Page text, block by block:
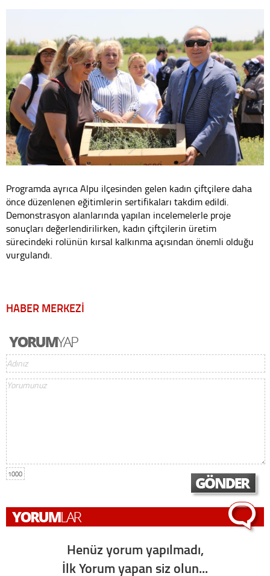
Programda ayrıca Alpu ilçesinden gelen kadın çiftçilere daha
önce düzenlenen eğitimlerin sertifikaları takdim edildi.
Demonstrasyon alanlarında yapılan incelemelerle proje
sonuçları değerlendirilirken, kadın çiftçilerin üretim
sürecindeki rolünün kırsal kalkınma açısından önemli olduğu
vurgulandı.
HABER MERKEZİ
1000
Henüz yorum yapılmadı,
İlk Yorum yapan siz olun...